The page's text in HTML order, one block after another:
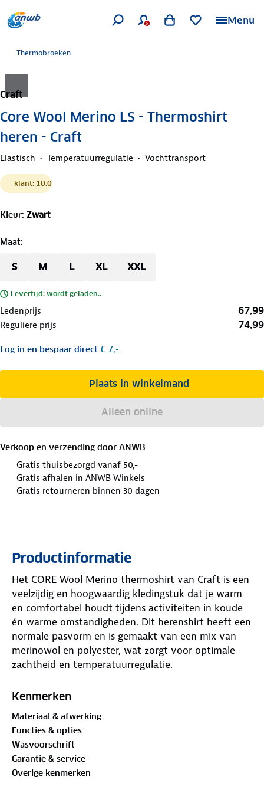
Menu
Thermobroeken
Craft
Core Wool Merino LS - Thermoshirt
heren - Craft
Elastisch Temperatuurregulatie Vochttransport
klant: 10.0
Kleur: Zwart
Maat:
S M L XL XXL
Levertijd: wordt geladen..
Ledenprijs 67,99
Reguliere prijs 74,99
Log in en bespaar direct € 7,-
Plaats in winkelmand
Alleen online
Verkoop en verzending door ANWB
Gratis thuisbezorgd vanaf 50,-
Gratis afhalen in ANWB Winkels
Gratis retourneren binnen 30 dagen
Productinformatie
Het CORE Wool Merino thermoshirt van Craft is een
veelzijdig en hoogwaardig kledingstuk dat je warm
en comfortabel houdt tijdens activiteiten in koude
én warme omstandigheden. Dit herenshirt heeft een
normale pasvorm en is gemaakt van een mix van
merinowol en polyester, wat zorgt voor optimale
zachtheid en temperatuurregulatie.
staat om zijn uitstekende isolerende eigenschappen
warm blijft zonder oververhit te raken. Bovendien
heeft merinowol de eigenschap dat het van nature
reukvrij is, wat betekent dat je het shirt meerdere
keren kunt dragen zonder nare geurtjes.
Het CORE Wool Merino thermoshirt voor heren van
Kenmerken
Materiaal & afwerking
Functies & opties
Wasvoorschrift
Garantie & service
Overige kenmerken